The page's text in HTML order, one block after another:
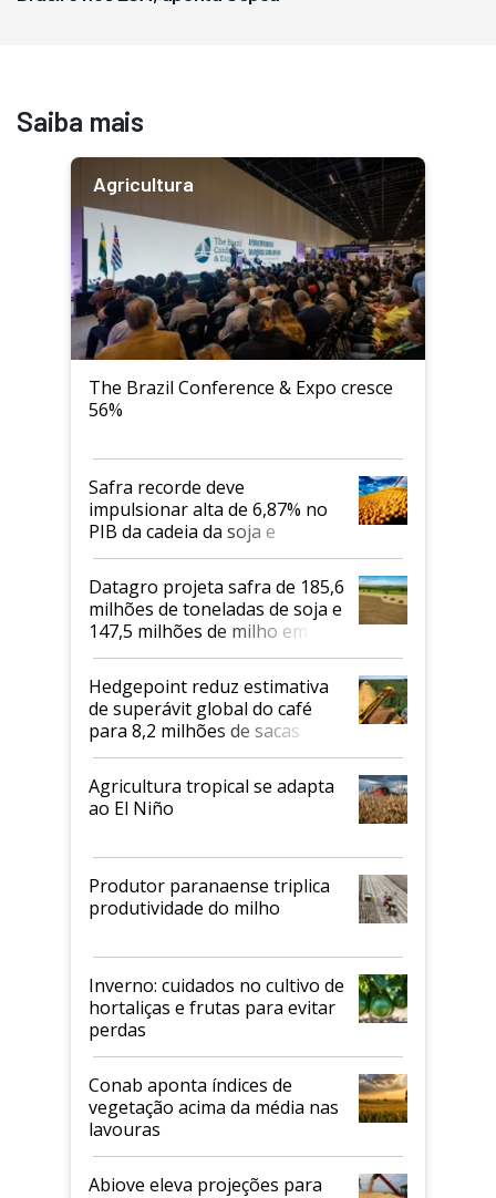
Saiba mais
Agricultura
The Brazil Conference & Expo cresce
56%
Safra recorde deve
impulsionar alta de 6,87% no
PIB da cadeia da soja e
biodiesel em 2026
Datagro projeta safra de 185,6
milhões de toneladas de soja e
147,5 milhões de milho em
2026/27
Hedgepoint reduz estimativa
de superávit global do café
para 8,2 milhões de sacas
Agricultura tropical se adapta
ao El Niño
Produtor paranaense triplica
produtividade do milho
Inverno: cuidados no cultivo de
hortaliças e frutas para evitar
perdas
Conab aponta índices de
vegetação acima da média nas
lavouras
Abiove eleva projeções para